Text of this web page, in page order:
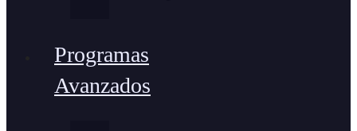
Programas
Avanzados